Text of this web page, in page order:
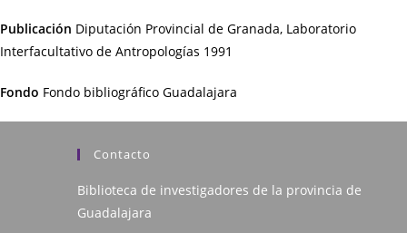
Publicación Diputación Provincial de Granada, Laboratorio
Interfacultativo de Antropologías 1991
Fondo Fondo bibliográfico Guadalajara
Contacto
Biblioteca de investigadores de la provincia de
Guadalajara